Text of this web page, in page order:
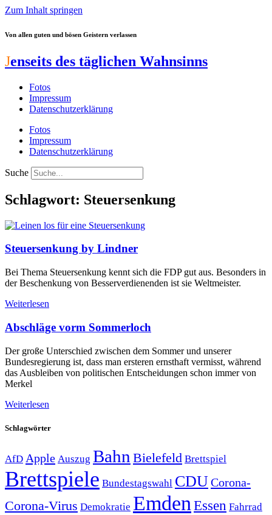
Zum Inhalt springen
Von allen guten und bösen Geistern verlassen
Jenseits des täglichen Wahnsinns
Fotos
Impressum
Datenschutzerklärung
Fotos
Impressum
Datenschutzerklärung
Suche
Schlagwort: Steuersenkung
Steuersenkung by Lindner
Bei Thema Steuersenkung kennt sich die FDP gut aus. Besonders in
der Beschenkung von Besserverdienenden ist sie Weltmeister.
Weiterlesen
Abschläge vorm Sommerloch
Der große Unterschied zwischen dem Sommer und unserer
Bundesregierung ist, dass man ersteren ernsthaft vermisst, während
das Ausbleiben von politischen Entscheidungen schon immer von
Merkel
Weiterlesen
Schlagwörter
AfD Apple Auszug Bahn Bielefeld Brettspiel
Brettspiele Bundestagswahl CDUCorona-
Corona-Virus Demokratie Emden Essen Fahrrad